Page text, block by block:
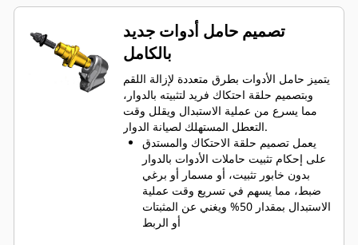
تصميم حامل أدوات جديد
بالكامل
يتميز حامل الأدوات بطرق متعددة لإزالة اللقم
وبتصميم حلقة احتكاك فريد لتثبيته بالدوار،
مما يسرع من عملية الاستبدال ويقلل وقت
التعطل المستهلك لصيانة الدوار.
يعمل تصميم حلقة الاحتكاك والمستدق
على إحكام تثبيت حاملات الأدوات بالدوار
بدون خابور تثبيت، أو مسمار أو برغي
ضبط، مما يسهم في تسريع وقت عملية
الاستبدال بمقدار 50% ويغني عن المثبتات
أو الربط